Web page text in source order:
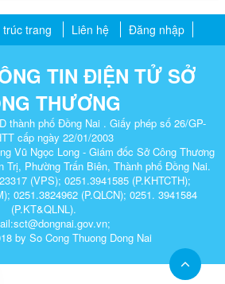
trúc trang Liên hệ Đăng nhập
TIN ĐIỆN TỬ SỞ
THƯƠNG
thành phố Đồng Nai . Giấy phép số 26/GP-
cấp ngày 22/01/2003
Vũ Ngọc Long - Giám đốc Sở Công Thương
Phường Trấn Biên, Thành phố Đồng Nai.
(VPS); 0251.3941585 (P.KHTCTH);
0251.3824962 (P.QLCN); 0251. 3941584
(P.KT&QLNL).
by So Cong Thuong Dong Nai​